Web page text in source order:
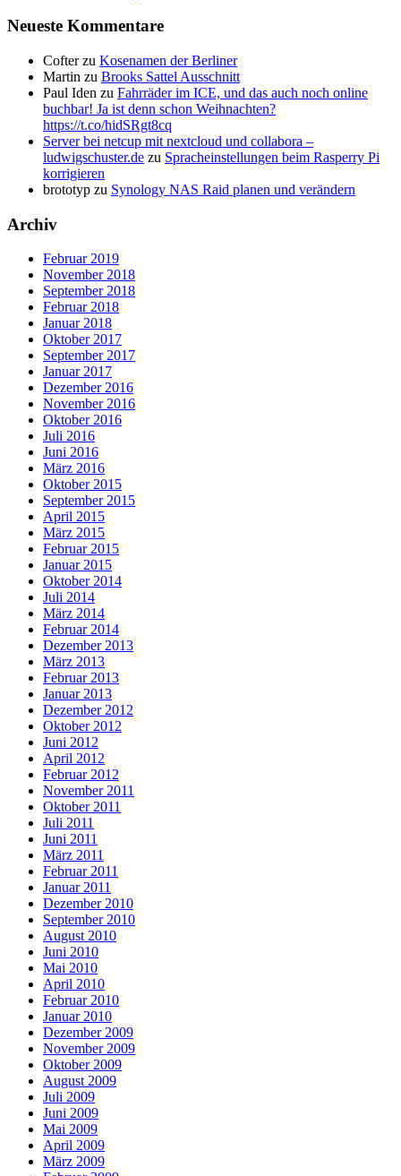
Neueste Kommentare
Cofterzu Kosenamen der Berliner
Martin zu Brooks Sattel Ausschnitt
Paul Iden zu Fahrräder im ICE, und das auch noch online
buchbar! Ja ist denn schon Weihnachten?
https://t.co/hidSRgt8cq
Server bei netcup mit nextcloud und collabora –
ludwigschuster.de zu Spracheinstellungen beim Rasperry Pi
korrigieren
brototyp zu Synology NAS Raid planen und verändern
Archiv
Februar 2019
November 2018
September 2018
Februar 2018
Januar 2018
Oktober 2017
September 2017
Januar 2017
Dezember 2016
November 2016
Oktober 2016
Juli 2016
Juni 2016
März 2016
Oktober 2015
September 2015
April 2015
März 2015
Februar 2015
Januar 2015
Oktober 2014
Juli 2014
März 2014
Februar 2014
Dezember 2013
März 2013
Februar 2013
Januar 2013
Dezember 2012
Oktober 2012
Juni 2012
April 2012
Februar 2012
November 2011
Oktober 2011
Juli 2011
Juni 2011
März 2011
Februar 2011
Januar 2011
Dezember 2010
September 2010
August 2010
Juni 2010
Mai 2010
April 2010
Februar 2010
Januar 2010
Dezember 2009
November 2009
Oktober 2009
August 2009
Juli 2009
Juni 2009
Mai 2009
April 2009
März 2009